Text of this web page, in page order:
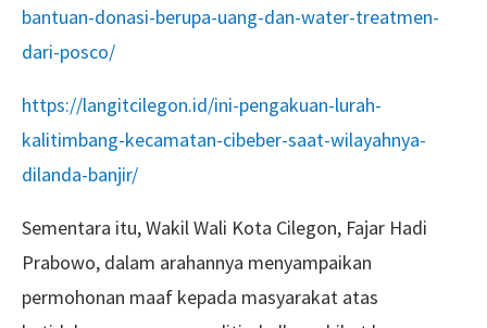
bantuan-donasi-berupa-uang-dan-water-treatmen-
dari-posco/
https://langitcilegon.id/ini-pengakuan-lurah-
kalitimbang-kecamatan-cibeber-saat-wilayahnya-
dilanda-banjir/
Sementara itu, Wakil Wali Kota Cilegon, Fajar Hadi
Prabowo, dalam arahannya menyampaikan
permohonan maaf kepada masyarakat atas